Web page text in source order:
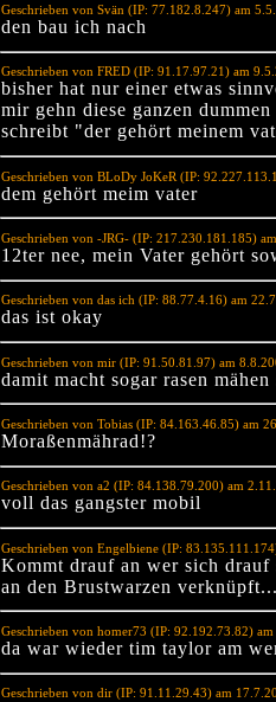
Geschrieben von Svän (IP: 77.182.8.247) am
den bau ich nach
Geschrieben von FRED (IP: 91.17.97.21) am
bisher hat nur einer etwas
mir gehn diese ganzen
schreibt "der gehört meinem
Geschrieben von BLoDy JoKeR (IP:
dem gehört meim vater
Geschrieben von -JRG- (IP: 217.230.181.185)
12ter nee, mein Vater gehört
Geschrieben von das ich (IP: 88.77.4.16) am
das ist okay
Geschrieben von mir (IP: 91.50.81.97) am
damit macht sogar rasen mähen
Geschrieben von Tobias (IP: 84.163.46.85) am
Moraßenmährad!?
Geschrieben von a2 (IP: 84.138.79.200) am
voll das gangster mobil
Geschrieben von Engelbiene (IP:
Kommt drauf an wer sich
an den Brustwarzen
Geschrieben von homer73 (IP: 92.192.73.82)
da war wieder tim taylor am
Geschrieben von dir (IP: 91.11.29.43) am